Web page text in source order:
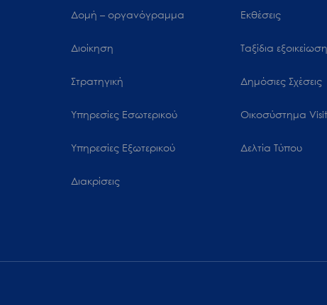
Δομή – οργανόγραμμα
Διοίκηση
Στρατηγική
Υπηρεσίες Εσωτερικού
Υπηρεσίες Εξωτερικού
Διακρίσεις
Εκθέσεις
Ταξίδια
Δημόσιες Σχέσεις
Oικοσύστημα
Δελτία Τύπου